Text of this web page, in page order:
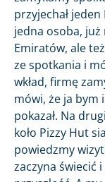
przyjechał
jedna osoba, już
Emiratów, ale
ze spotkania i
wkład, firmę
mówi, że ja bym
pokazał. Na
koło Pizzy Hut
powiedzmy
zaczyna świecić